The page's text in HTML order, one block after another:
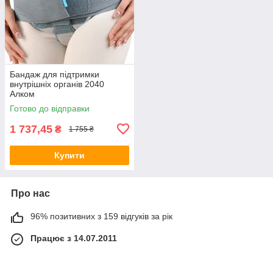
Бандаж для підтримки
внутрішніх органів 2040
Алком
Готово до відправки
1 737,45 ₴ 1 755 ₴
Купити
Про нас
96% позитивних з 159 відгуків за рік
Працює з 14.07.2011